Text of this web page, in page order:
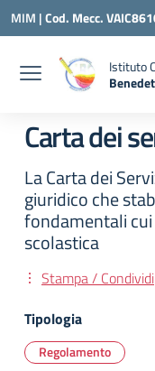
Vai ai contenuti
Vai al menu di
Vai al footer
MIM |Cod. Mecc.
240260 |
Istituto
Carta dei
La Carta dei
giuridico che
fondamentali
scolastica
Stampa / Condividi
Tipologia
Regolamento